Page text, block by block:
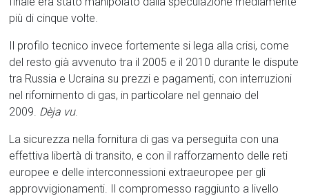
più di cinque volte.
Il profilo tecnico invece fortemente si lega alla crisi, come
del resto già avvenuto tra il 2005 e il 2010 durante le dispute
tra Russia e Ucraina su prezzi e pagamenti, con interruzioni
nel rifornimento di gas, in particolare nel gennaio del
2009. Dèja vu.
La sicurezza nella fornitura di gas va perseguita con una
effettiva libertà di transito, e con il rafforzamento delle reti
europee e delle interconnessioni extraeuropee per gli
approvvigionamenti. Il compromesso raggiunto a livello